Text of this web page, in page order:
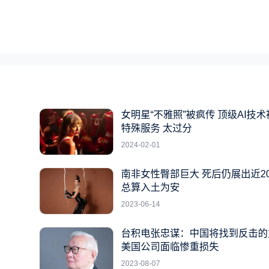
女明星“不雅照”被疯传 顶级AI技
特殊服务 太过分
2024-02-01
南非女性臀部巨大 死后仍展出近
总算入土为安
2023-06-14
台积电张忠谋：中国将找到反击
美国公司面临惨重损失
2023-08-07